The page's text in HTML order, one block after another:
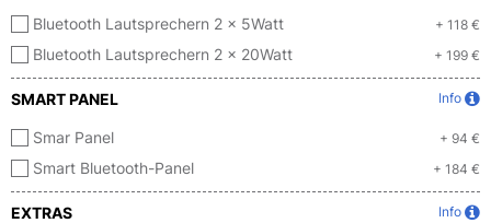
Bluetooth Lautsprechern 2 x 5Watt + 118 €
Bluetooth Lautsprechern 2 x 20Watt + 199 €
SMART PANEL Info
Smar Panel + 94 €
Smart Bluetooth-Panel + 184 €
EXTRAS Info